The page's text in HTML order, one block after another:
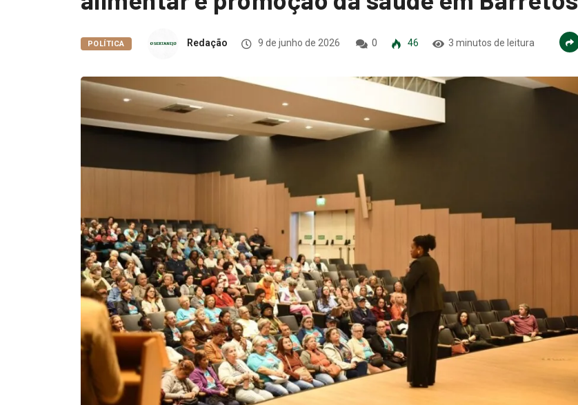
POLÍTICA Redação 9 de junho de 2026 0 46 3 minutos de leitura